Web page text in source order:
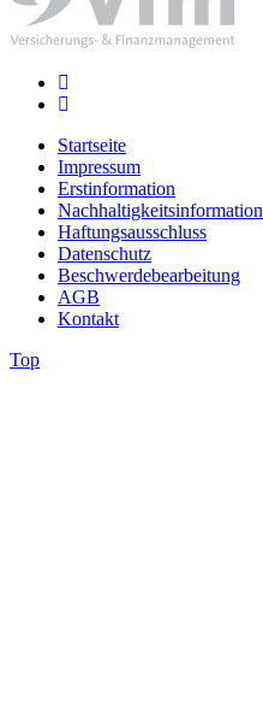
Startseite
Impressum
Erstinformation
Nachhaltigkeitsinformation
Haftungsausschluss
Datenschutz
Beschwerdebearbeitung
AGB
Kontakt
Top